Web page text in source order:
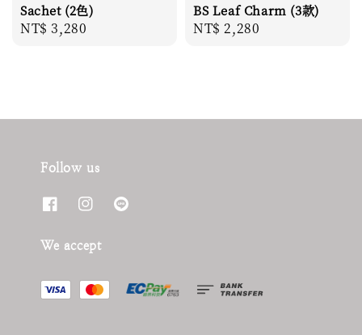
Sachet (2色)
Regular
NT$ 3,280
BS Leaf Charm (3款)
Regular
NT$ 2,280
Follow us
We accept